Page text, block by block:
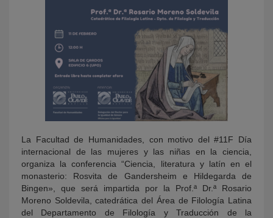
La Facultad de Humanidades, con motivo del #11F Día
internacional de las mujeres y las niñas en la ciencia,
organiza la conferencia “Ciencia, literatura y latín en el
monasterio: Rosvita de Gandersheim e Hildegarda de
Bingen», que será impartida por la Prof.ª Dr.ª Rosario
Moreno Soldevila, catedrática del Área de Filología Latina
del Departamento de Filología y Traducción de la